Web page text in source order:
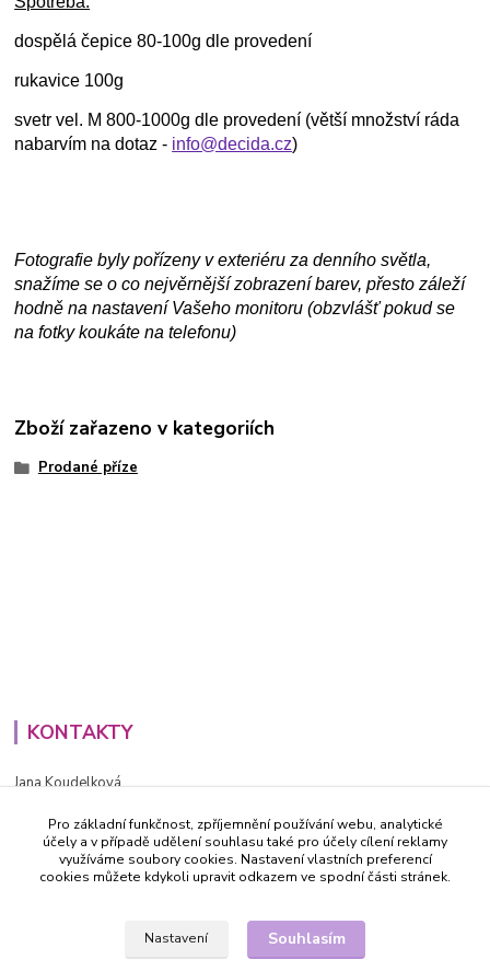
dospělá čepice 80-100g dle provedení
rukavice 100g
svetr vel. M 800-1000g dle provedení (větší množství ráda
nabarvím na dotaz - info@decida.cz)
Fotografie byly pořízeny v exteriéru za denního světla,
snažíme se o co nejvěrnější zobrazení barev, přesto záleží
hodně na nastavení Vašeho monitoru (obzvlášť pokud se
na fotky koukáte na telefonu)
Zboží zařazeno v kategoriích
Prodané příze
KONTAKTY
Jana Koudelková
PO - PÁ (8-16h)
info@decida.cz
Pro základní funkčnost, zpříjemnění používání webu, analytické
účely a v případě udělení souhlasu také pro účely cílení reklamy
využíváme soubory cookies. Nastavení vlastních preferencí
cookies můžete kdykoli upravit odkazem ve spodní části stránek.
Nastavení Souhlasím